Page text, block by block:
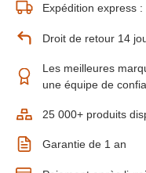
Expédition express
Droit de retour 14
Les meilleures
une équipe de
25 000+ produits
Garantie de 1 an